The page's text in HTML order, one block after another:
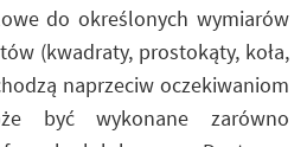
do określonych wymiarów
(kwadraty, prostokąty, koła,
naprzeciw oczekiwaniom
być wykonane zarówno